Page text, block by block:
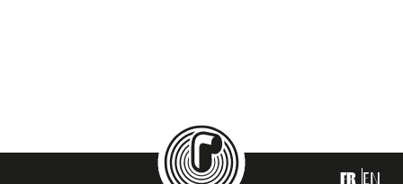
FR EN